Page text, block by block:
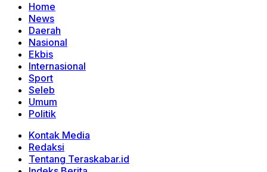
Home
News
Daerah
Nasional
Ekbis
Internasional
Sport
Seleb
Umum
Politik
Kontak Media
Redaksi
Tentang Teraskabar.id